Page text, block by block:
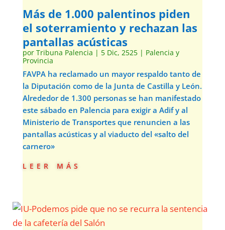
Más de 1.000 palentinos piden
el soterramiento y rechazan las
pantallas acústicas
por Tribuna Palencia | 5 Dic, 2525| Palencia y
Provincia
FAVPA ha reclamado un mayor respaldo tanto de
la Diputación como de la Junta de Castilla y León.
Alrededor de 1.300 personas se han manifestado
este sábado en Palencia para exigir a Adif y al
Ministerio de Transportes que renuncien a las
pantallas acústicas y al viaducto del «salto del
carnero»
leer más